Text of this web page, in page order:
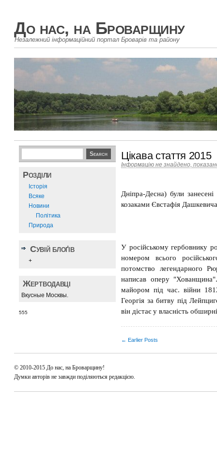
До нас, на Броварщину
Незалежний інформаційний портал Броварів та району
Розділи
Історія
Всяке
Новини
Політика
Природа
Сувій блоґів
+
Жертводавці
Вкусные Москвы.
555
Цікава стаття 2015
Інформацію не знайдено,
Дніпра-Десна) були
козаками Євстафія
У російському гербовнику
номером всього
потомство легендарного
написав оперу
майором під час. війни
Георгія за битву під
він дістає у власність
← Earlier Posts
© 2010-2015 До нас, на Броварщину!
Думки авторів не завжди поділяються редакцією.